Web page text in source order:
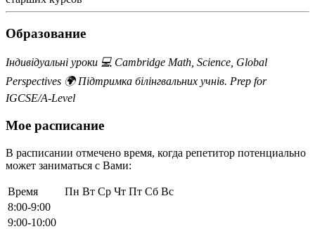
Образование
Індивідуальні уроки 💻 Cambridge Math, Science, Global
Perspectives 🌍 Підтримка білінгвальних учнів. Prep for
IGCSE/A-Level
Мое расписание
В расписании отмечено время, когда репетитор потенциально
может заниматься с Вами:
Время Пн Вт Ср Чт Пт Сб Вс
8:00-9:00
9:00-10:00